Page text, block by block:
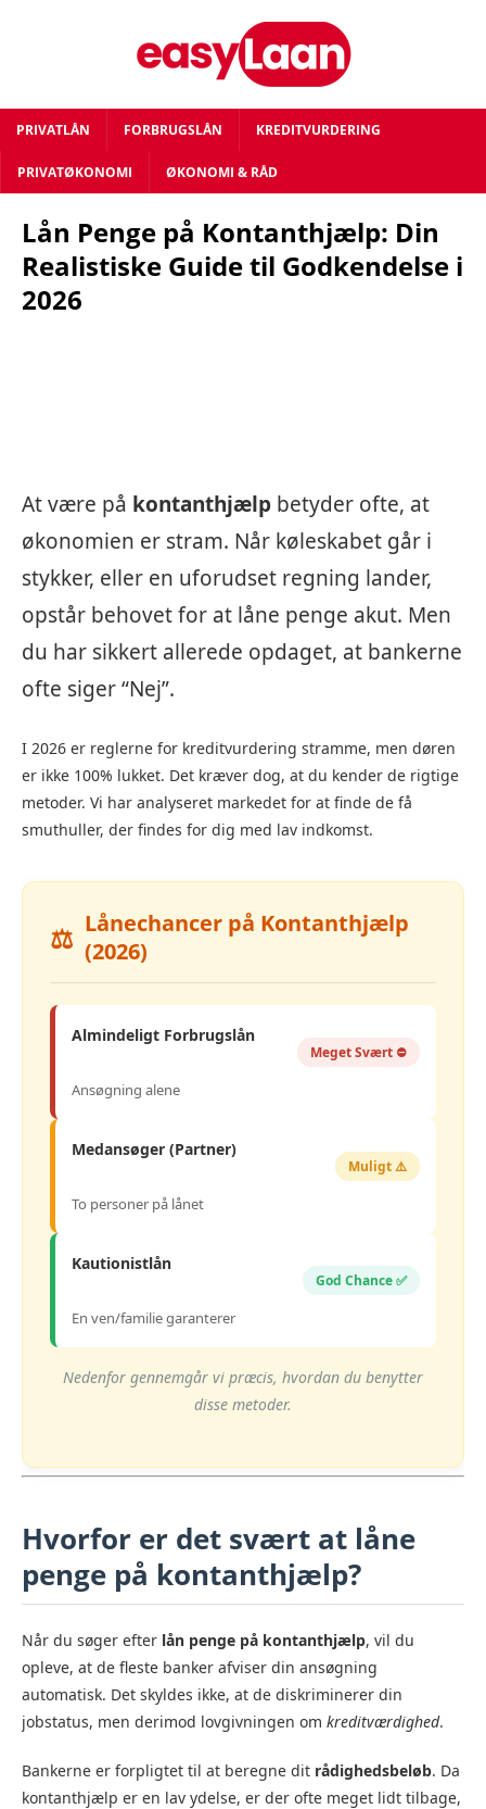
PRIVATLÅN FORBRUGSLÅN KREDITVURDERING
PRIVATØKONOMI ØKONOMI & RÅD
Lån Penge på Kontanthjælp: Din
Realistiske Guide til Godkendelse i
2026
At være på kontanthjælp betyder ofte, at
økonomien er stram. Når køleskabet går i
stykker, eller en uforudset regning lander,
opstår behovet for at låne penge akut. Men
du har sikkert allerede opdaget, at bankerne
ofte siger “Nej”.
I 2026 er reglerne for kreditvurdering stramme, men døren
er ikke 100% lukket. Det kræver dog, at du kender de rigtige
metoder. Vi har analyseret markedet for at finde de få
smuthuller, der findes for dig med lav indkomst.
⚖️ Lånechancer på Kontanthjælp
(2026)
Almindeligt Forbrugslån
Ansøgning alene
Meget Svært ⛔
Medansøger (Partner)
To personer på lånet
Muligt ⚠️
Kautionistlån
En ven/familie garanterer
God Chance ✅
Nedenfor gennemgår vi præcis, hvordan du benytter
disse metoder.
Hvorfor er det svært at låne
penge på kontanthjælp?
Når du søger efter lån penge på kontanthjælp, vil du
opleve, at de fleste banker afviser din ansøgning
automatisk. Det skyldes ikke, at de diskriminerer din
jobstatus, men derimod lovgivningen om kreditværdighed.
Bankerne er forpligtet til at beregne dit rådighedsbeløb. Da
kontanthjælp er en lav ydelse, er der ofte meget lidt tilbage,